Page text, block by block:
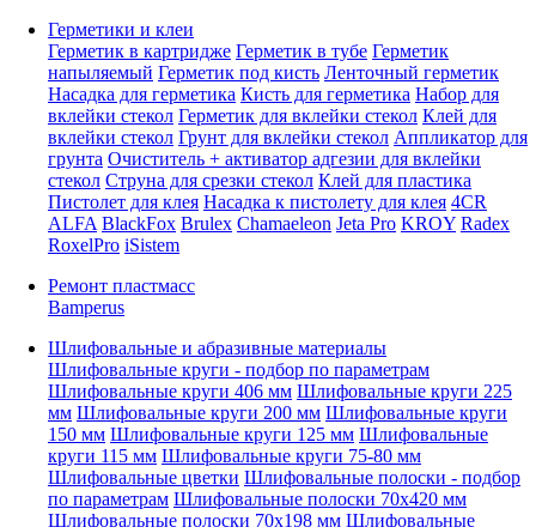
Герметики и клеи
Герметик в картридже Герметик в тубе Герметик
напыляемый Герметик под кисть Ленточный герметик
Насадка для герметика Кисть для герметика Набор для
вклейки стекол Герметик для вклейки стекол Клей для
вклейки стекол Грунт для вклейки стекол Аппликатор для
грунта Очиститель + активатор адгезии для вклейки
стекол Струна для срезки стекол Клей для пластика
Пистолет для клея Насадка к пистолету для клея 4CR
ALFA BlackFox Brulex Chamaeleon Jeta Pro KROY Radex
RoxelPro iSistem
Ремонт пластмасс
Bamperus
Шлифовальные и абразивные материалы
Шлифовальные круги - подбор по параметрам
Шлифовальные круги 406 мм Шлифовальные круги 225
мм Шлифовальные круги 200 мм Шлифовальные круги
150 мм Шлифовальные круги 125 мм Шлифовальные
круги 115 мм Шлифовальные круги 75-80 мм
Шлифовальные цветки Шлифовальные полоски - подбор
по параметрам Шлифовальные полоски 70x420 мм
Шлифовальные полоски 70x198 мм Шлифовальные